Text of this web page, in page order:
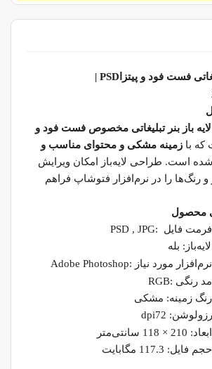
فست فود و پیتزا | PSD
باز بنر تبلیغاتی مخصوص فست فود و
که با زمینه مشکی و محتوای مناسب و
است. طراحی لایه‌باز امکان ویرایش
رنگ‌ها را در نرم‌افزار فتوشاپ فراهم
محصول
فرمت فایل :
PSD , JPG
لایه‌باز: بله
نرم‌افزار مورد نیاز :
Adobe Photoshop
مد رنگی :
RGB
رنگ زمینه: مشکی
رزولوشن: 72 dpi
ابعاد: 210 × 118 سانتی‌متر
حجم فایل: 117.3 مگابایت